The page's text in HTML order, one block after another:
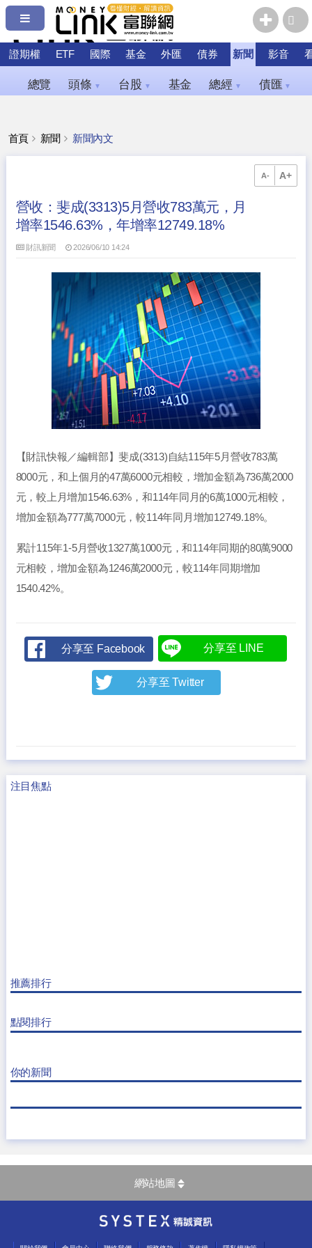
證期權 ETF 國際 基金 外匯 債券 新聞 影音
總覽 頭條 ▼ 台股 ▼ 基金 總經 ▼ 債匯 ▼
首頁 新聞 新聞內文
A- A+
營收：斐成(3313)5月營收783萬元，月
增率1546.63%，年增率12749.18%
財訊新聞 2026/06/10 14:24
【財訊快報／編輯部】斐成(3313)自結115年5月營收783萬
8000元，和上個月的47萬6000元相較，增加金額為736萬2000
元，較上月增加1546.63%，和114年同月的6萬1000元相較，
增加金額為777萬7000元，較114年同月增加12749.18%。
累計115年1-5月營收1327萬1000元，和114年同期的80萬9000
元相較，增加金額為1246萬2000元，較114年同期增加
1540.42%。
分享至 Facebook 分享至 LINE
分享至 Twitter
注目焦點
推薦排行
點閱排行
你的新聞
網站地圖